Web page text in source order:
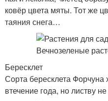
ковёр цвета мяты. Тот же
таяния снега…
Бересклет
Сорта бересклета Форчуна
втечение года, но листву